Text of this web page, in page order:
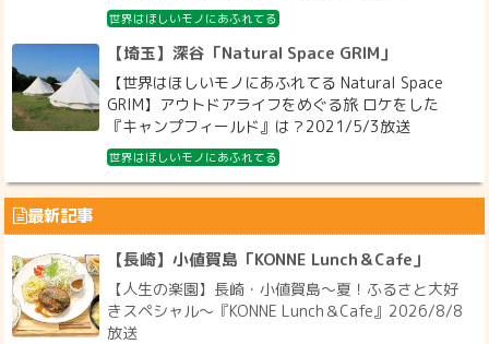
世界はほしいモノにあふれてる
【埼玉】深谷「Natural Space GRIM」
【世界はほしいモノにあふれてる Natural Space
GRIM】アウトドアライフをめぐる旅 ロケをした
『キャンプフィールド』は？2021/5/3放送
世界はほしいモノにあふれてる
最新記事
【長崎】小値賀島「KONNE Lunch＆Cafe」
【人生の楽園】長崎・小値賀島～夏！ふるさと大好
きスペシャル～『KONNE Lunch＆Cafe』2026/8/8
放送